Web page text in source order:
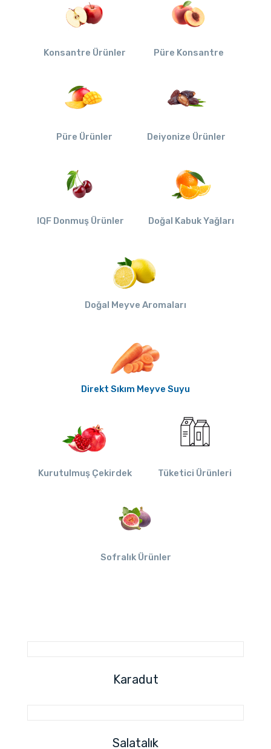
Konsantre Ürünler Püre Konsantre
Püre Ürünler Deiyonize Ürünler
IQF Donmuş Ürünler Doğal Kabuk Yağları
Doğal Meyve Aromaları
Direkt Sıkım Meyve Suyu
Kurutulmuş Çekirdek Tüketici Ürünleri
Sofralık Ürünler
Karadut
Salatalık